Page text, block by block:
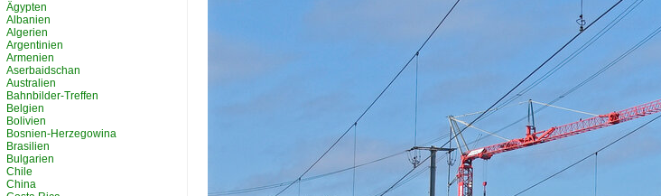
Ägypten
Albanien
Algerien
Argentinien
Armenien
Aserbaidschan
Australien
Bahnbilder-Treffen
Belgien
Bolivien
Bosnien-Herzegowina
Brasilien
Bulgarien
Chile
China